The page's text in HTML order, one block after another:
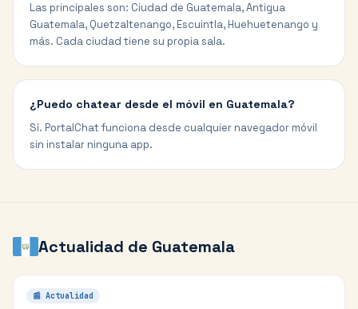
Las principales son: Ciudad de Guatemala, Antigua
Guatemala, Quetzaltenango, Escuintla, Huehuetenango y
más. Cada ciudad tiene su propia sala.
¿Puedo chatear desde el móvil en Guatemala?
Sí. PortalChat funciona desde cualquier navegador móvil
sin instalar ninguna app.
Actualidad de Guatemala
📰 Actualidad